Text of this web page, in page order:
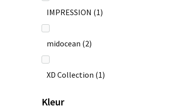
IMPRESSION (1)
midocean (2)
XD Collection (1)
Kleur